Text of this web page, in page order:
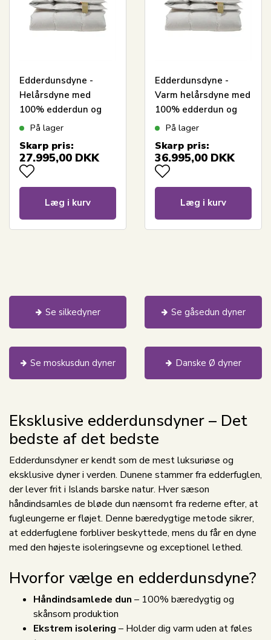
Edderdunsdyne -
Helårsdyne med
100% edderdun og
kashmir vår - 140x220
produceret dyne
På lager
Skarp pris:
27.995,00 DKK
Læg i kurv
Edderdunsdyne -
Varm helårsdyne med
100% edderdun og
kashmir vår - 140x220
produceret dyne
På lager
Skarp pris:
36.995,00 DKK
Læg i kurv
Se silkedyner Se gåsedun dyner
Se moskusdun dyner Danske Ø dyner
Eksklusive edderdunsdyner – Det
bedste af det bedste
Edderdunsdyner er kendt som de mest luksuriøse og
eksklusive dyner i verden. Dunene stammer fra edderfuglen,
der lever frit i Islands barske natur. Hver sæson
håndindsamles de bløde dun nænsomt fra rederne efter, at
fugleungerne er fløjet. Denne bæredygtige metode sikrer,
at edderfuglene forbliver beskyttede, mens du får en dyne
med den højeste isoleringsevne og exceptionel lethed.
Hvorfor vælge en edderdunsdyne?
Håndindsamlede dun – 100% bæredygtig og
skånsom produktion
Ekstrem isolering – Holder dig varm uden at føles